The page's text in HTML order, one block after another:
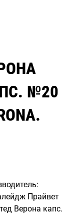
№20
Прайвет
Верона капс.